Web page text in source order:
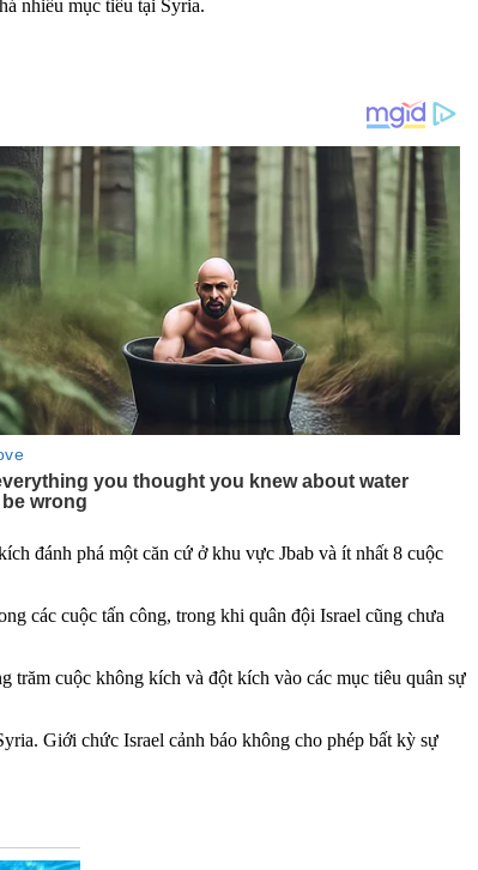
nhiều mục tiêu tại Syria.
đánh phá một căn cứ ở khu vực Jbab và ít nhất 8 cuộc
các cuộc tấn công, trong khi quân đội Israel cũng chưa
cuộc không kích và đột kích vào các mục tiêu quân sự
Giới chức Israel cảnh báo không cho phép bất kỳ sự